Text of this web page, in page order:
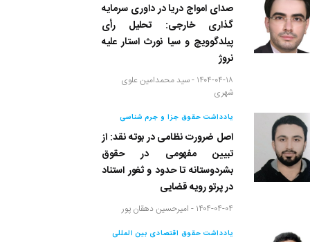
صدای امواج دریا در داوری سرمایه
گذاری خارجی: تحلیل رأی
پیلدگوویچ و سیا نورث استار علیه
نروژ
۱۴۰۴-۰۴-۱۸ - سید محمدامین علوی
شهری
یادداشت حقوق جزا و جرم شناسی
اصل ضرورت نظامی در بوته نقد: از
تبیین مفهومی در حقوق
بشردوستانه تا حدود و ثغور استناد
در پرتو رویه قضایی
۱۴۰۴-۰۴-۰۴ - امیرحسین دهقان پور
یادداشت حقوق اقتصادی بین المللی